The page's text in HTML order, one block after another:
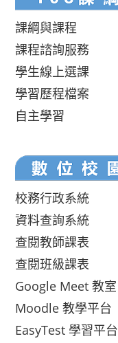
課綱與課程
課程諮詢服務
學生線上選課
學習歷程檔案
自主學習
校務行政系統
資料查詢系統
查閱教師課表
查閱班級課表
Google Meet 教室
Moodle 教學平台
EasyTest 學習平台